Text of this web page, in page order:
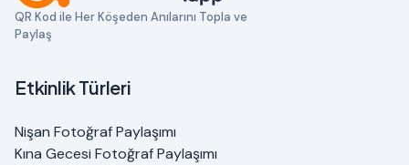
QR Kod ile Her Köşeden Anılarını Topla ve
Paylaş
Etkinlik Türleri
Nişan Fotoğraf Paylaşımı
Kına Gecesi Fotoğraf Paylaşımı